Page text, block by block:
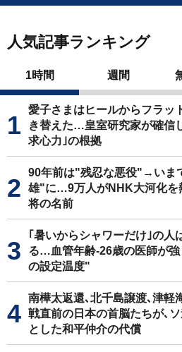
人気記事ランキング
1時間 週間
愛子さまはヒールからフラッ
き替えた…皇室研究家が確信
求心力｣の根拠
90年前は"残忍な悪役"→いま
雄"に…9万人がNHK大河化を
将の名前
｢暑いからシャワーだけ｣の人
る…血管年齢-26歳の医師が
の設定温度"
南樺太返還､北千島譲渡､津
戦直前の日本の首脳たちが､
とした和平仲介の代償